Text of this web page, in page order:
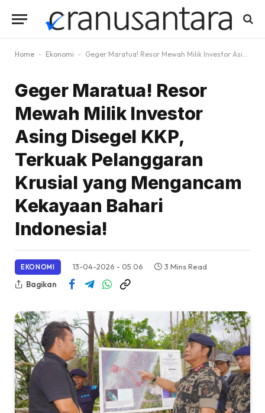
Home - Ekonomi - Geger Maratua! Resor Mewah Milik Investor Asing Disegel KKP, Terkuak Pelanggaran Krusial yang Mengancam Kekayaan Bahari Indonesia!
Geger Maratua! Resor
Mewah Milik Investor
Asing Disegel KKP,
Terkuak Pelanggaran
Krusial yang Mengancam
Kekayaan Bahari
Indonesia!
EKONOMI 13-04-2026 - 05.06
3 Mins Read
Bagikan